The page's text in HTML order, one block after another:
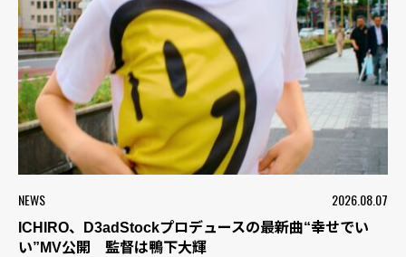
NEWS 2026.08.07
ICHIRO、D3adStockプロデュースの最新曲“幸せでい
い”MV公開 監督は鴨下大輝